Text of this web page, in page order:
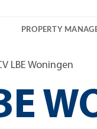
PROPERTY
LBE Woningen